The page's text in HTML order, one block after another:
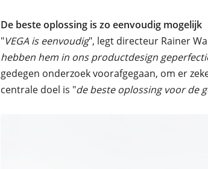
De beste oplossing is zo eenvoudig mogelijk
"VEGA is eenvoudig", legt directeur Rainer
hebben hem in ons productdesign
gedegen onderzoek voorafgegaan, om er
centrale doel is "de beste oplossing voor de